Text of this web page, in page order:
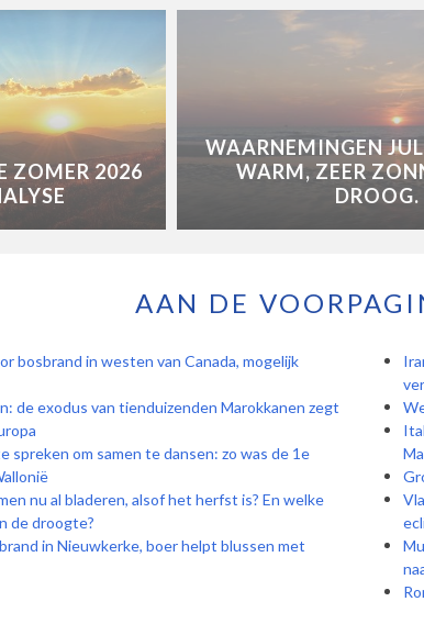
ZOMER 2026
WAARNEMINGEN
WARM, ZEER
DROOG.
AAN DE
bosbrand in westen van Canada, mogelijk
de exodus van tienduizenden Marokkanen zegt
spreken om samen te dansen: zo was de 1e
nu al bladeren, alsof het herfst is? En welke
de droogte?
in Nieuwkerke, boer helpt blussen met